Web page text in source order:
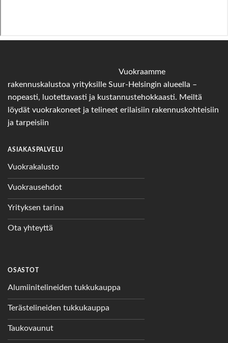
Vuokraamme
rakennuskalustoa yrityksille Suur-Helsingin alueella –
nopeasti, luotettavasti ja kustannustehokkaasti. Meiltä
löydät vuokrakoneet ja telineet erilaisiin rakennuskohteisiin
ja tarpeisiin
ASIAKASPALVELU
Vuokrakalusto
Vuokrausehdot
Yrityksen tarina
Ota yhteyttä
OSASTOT
Alumiinitelineiden tukkukauppa
Terästelineiden tukkukauppa
Taukovaunut